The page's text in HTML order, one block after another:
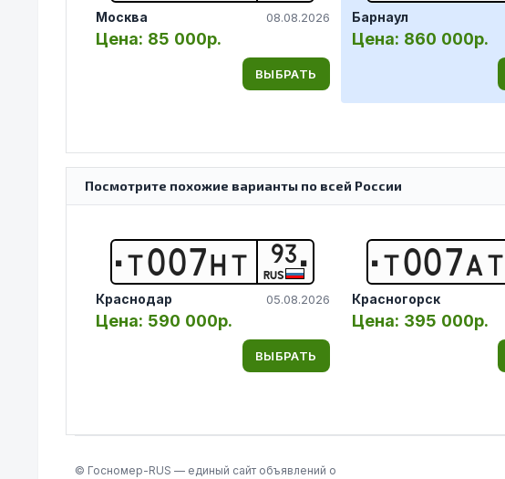
Москва 08.08.2026
Цена: 85 000р.
ВЫБРАТЬ
Барнаул
Цена: 860 000р.
Посмотрите похожие варианты по всей России
Т007НТ 93
RUS
Краснодар 05.08.2026
Цена: 590 000р.
ВЫБРАТЬ
Т007А Т
Красногорск
Цена: 395 000р.
© Госномер-RUS — единый сайт объявлений о